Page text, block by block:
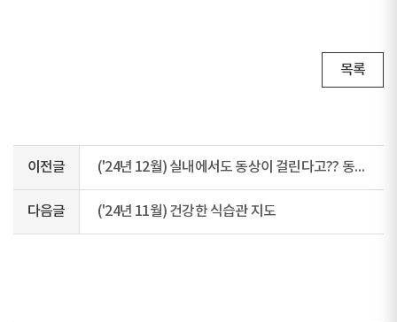
목록
이전글 ('24년 12월) 실내에서도 동상이 걸린다고?? 동창은 또 뭐야??
다음글 ('24년 11월) 건강한 식습관 지도